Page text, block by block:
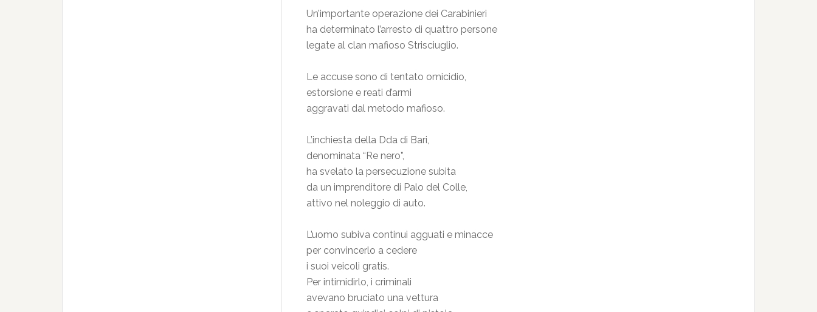
Un’importante operazione dei Carabinieri
ha determinato l’arresto di quattro persone
legate al clan mafioso Strisciuglio.
Le accuse sono di tentato omicidio,
estorsione e reati d’armi
aggravati dal metodo mafioso.
L’inchiesta della Dda di Bari,
denominata “Re nero”,
ha svelato la persecuzione subita
da un imprenditore di Palo del Colle,
attivo nel noleggio di auto.
L’uomo subiva continui agguati e minacce
per convincerlo a cedere
i suoi veicoli gratis.
Per intimidirlo, i criminali
avevano bruciato una vettura